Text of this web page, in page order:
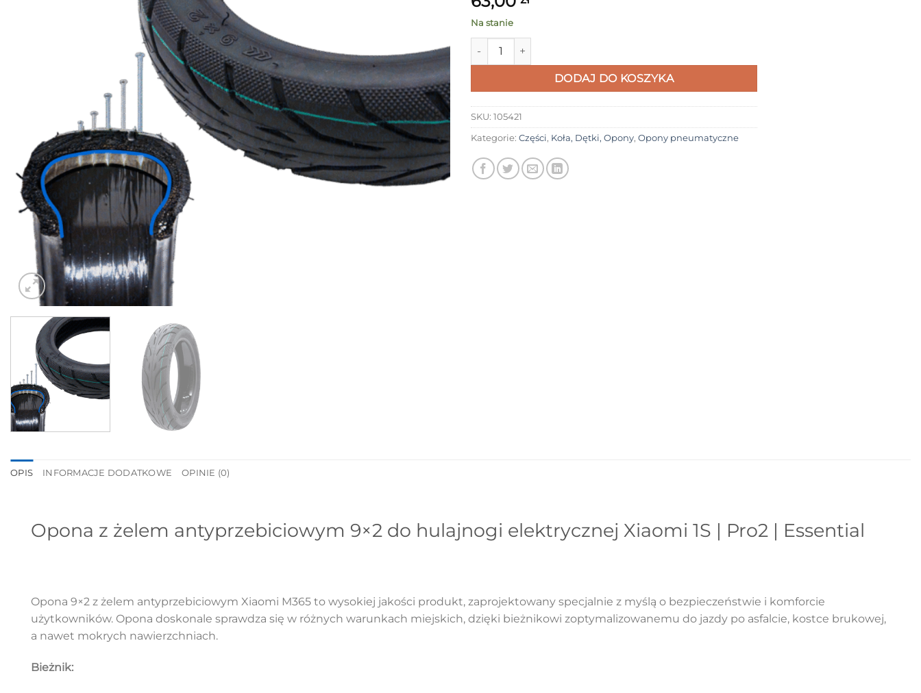
Na stanie
ilość Opona 9 x 2 z żelem antyprzebiciowym Xiaomi M365 | M365 Pro | 1S | Pro 2 | Essential |
DODAJ DO KOSZYKA
SKU: 105421
Kategorie: Części, Koła, Dętki, Opony, Opony pneumatyczne
OPIS INFORMACJE DODATKOWE OPINIE (0)
Opona z żelem antyprzebiciowym 9×2 do hulajnogi elektrycznej Xiaomi 1S | Pro2 | Essential
Opona 9×2 z żelem antyprzebiciowym Xiaomi M365 to wysokiej jakości produkt, zaprojektowany specjalnie z myślą o bezpieczeństwie i komforcie
użytkowników. Opona doskonale sprawdza się w różnych warunkach miejskich, dzięki bieżnikowi zoptymalizowanemu do jazdy po asfalcie, kostce brukowej,
a nawet mokrych nawierzchniach.
Bieżnik: